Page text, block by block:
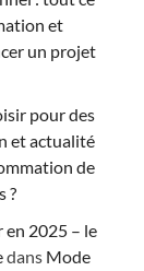
et
un projet
pour des
et actualité
de
?
en 2025 – le
dans Mode